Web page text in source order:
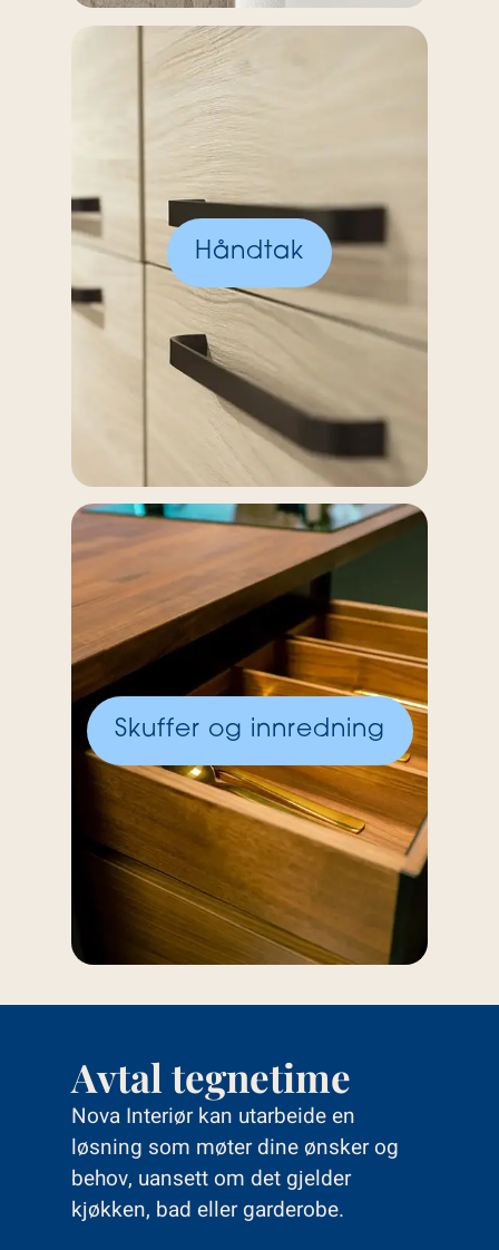
Håndtak
Skuffer og innredning
Avtal tegnetime
Nova Interiør kan utarbeide en
løsning som møter dine ønsker og
behov, uansett om det gjelder
kjøkken, bad eller garderobe.